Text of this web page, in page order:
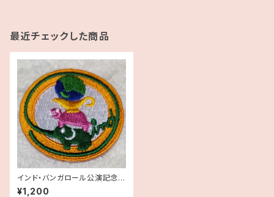
最近チェックした商品
インド・バンガロール公演記念ワ
ッペン
¥1,200